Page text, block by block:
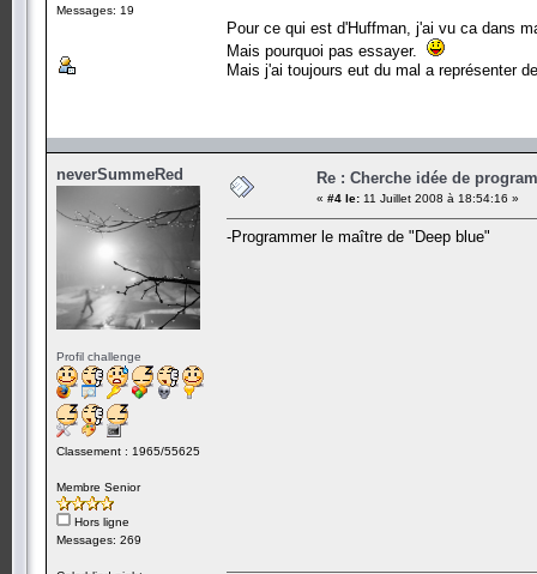
Messages: 19
Pour ce qui est d'Huffman, j'ai vu ca dans
Mais pourquoi pas essayer.
Mais j'ai toujours eut du mal a représenter
neverSummeRed
Profil challenge
Classement : 1965/55625
Membre Senior
Hors ligne
Messages: 269
Re : Cherche idée de
« #4 le: 11 Juillet 2008 à 18:54:16 »
-Programmer le maître de "Deep blue"